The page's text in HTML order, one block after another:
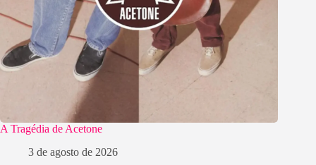
A Tragédia de Acetone
3 de agosto de 2026